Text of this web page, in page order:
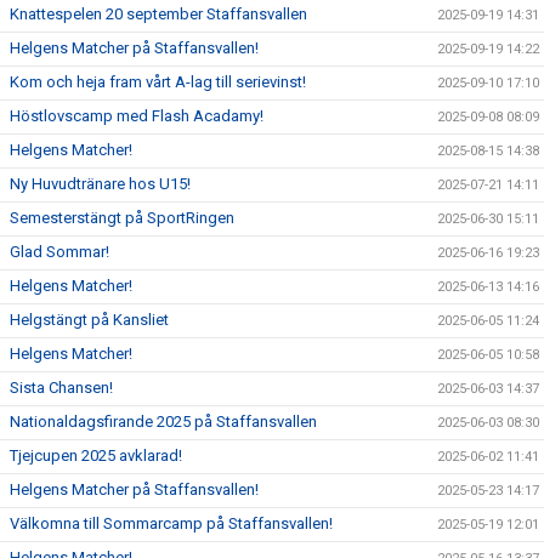
Knattespelen 20 september Staffansvallen 2025-09-19 14:31
Helgens Matcher på Staffansvallen! 2025-09-19 14:22
Kom och heja fram vårt A-lag till serievinst! 2025-09-10 17:10
Höstlovscamp med Flash Acadamy! 2025-09-08 08:09
Helgens Matcher! 2025-08-15 14:38
Ny Huvudtränare hos U15! 2025-07-21 14:11
Semesterstängt på SportRingen 2025-06-30 15:11
Glad Sommar! 2025-06-16 19:23
Helgens Matcher! 2025-06-13 14:16
Helgstängt på Kansliet 2025-06-05 11:24
Helgens Matcher! 2025-06-05 10:58
Sista Chansen! 2025-06-03 14:37
Nationaldagsfirande 2025 på Staffansvallen 2025-06-03 08:30
Tjejcupen 2025 avklarad! 2025-06-02 11:41
Helgens Matcher på Staffansvallen! 2025-05-23 14:17
Välkomna till Sommarcamp på Staffansvallen! 2025-05-19 12:01